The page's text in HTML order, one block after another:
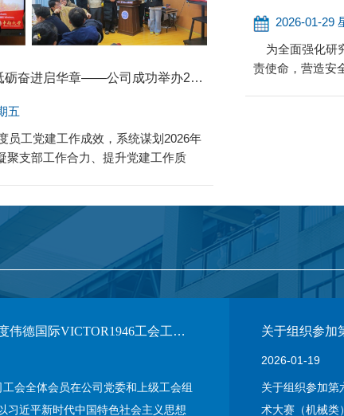
砺奋进启华章——公司成功举办2…
五
员工党建工作成效，系统谋划2026年
聚支部工作合力、提升党建工作质
任肖楚楚与全体员工党支部书记齐聚
思想共鸣、未来共绘”为核心，围绕
组织生活创新实践及来年工作规划等
讨，共话党建发展新路径。 各党...
2026-01-29
为全面强化研
责使命，营造安
关于表彰2025年度伟德国际VICTOR1946工会工作先进集…
会全体会员在公司党委和上级工会组
习近平新时代中国特色社会主义思想
2026-01-19
关于组织参加第
术大赛（机械类